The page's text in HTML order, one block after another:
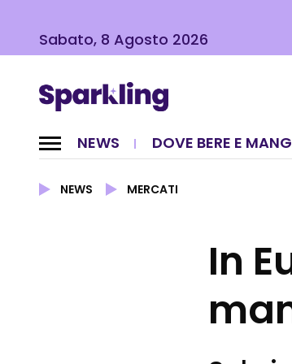
Sabato, 8 Agosto 2026
NEWS DOVE BERE E
NEWS MERCATI
In